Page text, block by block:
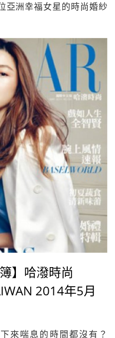
亞洲幸福女星的時尚婚紗
了！亞洲女星時尚婚紗盤
】哈潑時尚
2014年5月
來喘息的時間都沒有？